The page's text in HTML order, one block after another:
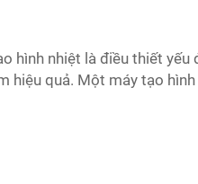
hình nhiệt là điều thiết yếu
hiệu quả. Một máy tạo
các thùng chứa ba chiều...